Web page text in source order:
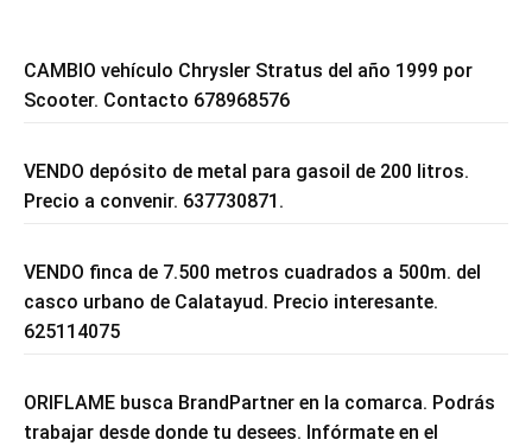
CAMBIO vehículo Chrysler Stratus del año 1999 por
Scooter. Contacto 678968576
VENDO depósito de metal para gasoil de 200 litros.
Precio a convenir. 637730871.
VENDO finca de 7.500 metros cuadrados a 500m. del
casco urbano de Calatayud. Precio interesante.
625114075
ORIFLAME busca BrandPartner en la comarca. Podrás
trabajar desde donde tu desees. Infórmate en el